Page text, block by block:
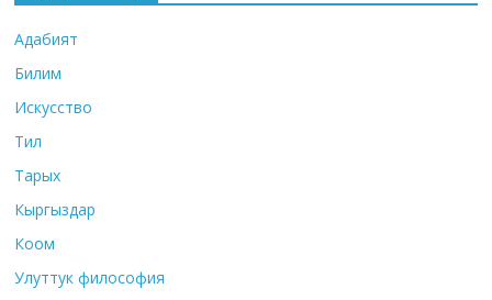
Адабият
Билим
Искусство
Тил
Тарых
Кыргыздар
Коом
Улуттук философия